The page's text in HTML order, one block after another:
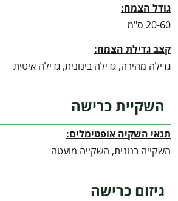
גודל הצמח:
20-60 ס"מ
קצב גדילת הצמח:
גדילה מהירה, גדילה בינונית, גדילה איטית
השקיית כרישה
תנאי השקיה אופטימלים:
השקייה בנונית, השקייה מועטה
גיזום כרישה